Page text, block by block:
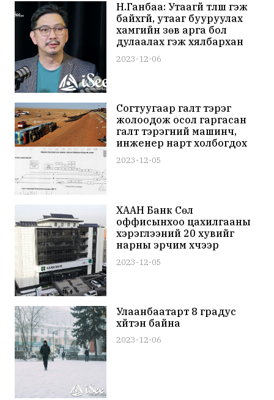
Н.Ганбаа: Утаагүй түлш гэж
байхгүй, утааг бууруулах
хамгийн зөв арга бол
дулаалах гэж хялбархан
үгээр хэлж болно
2023-12-06
Согтуугаар галт тэрэг
жолоодож осол гаргасан
галт тэрэгний машинч,
инженер нарт холбогдох
хэргийг шүүхэд шилжүүлжээ
2023-12-05
ХААН Банк Сөүл
оффисынхоо цахилгааны
хэрэглээний 20 хувийг
нарны эрчим хүчээр
2023-12-05
Улаанбаатарт 8 градус
хүйтэн байна
2023-12-06